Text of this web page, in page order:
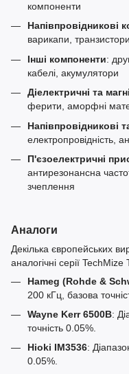
компоненти
Напівпровідникові
варикапи,
Інші компоненти:
кабелі, акумулятори
Діелектричні та
ферити, аморфні
Напівпровідникові
електропровідність,
П'єзоелектричні
антирезонансна
зчеплення
Аналоги
Декілька європейських
аналогічні серії
Hameg (Rohde &
200 кГц, базова
Wayne Kerr 6500B:
точність 0.05%.
Hioki IM3536:
0.05%.